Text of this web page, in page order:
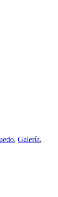
, Galería,